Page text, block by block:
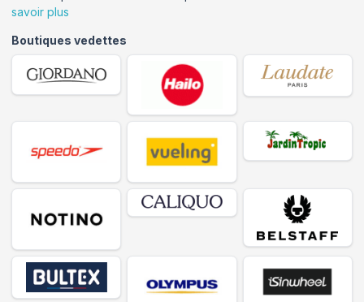
savoir plus
Boutiques vedettes